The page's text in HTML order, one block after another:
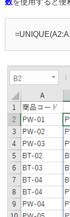
数を使用すると便